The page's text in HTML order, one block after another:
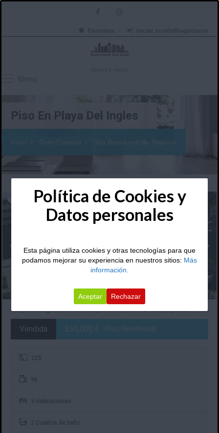
Piso En Playa Del Ingles
Inicio Gran Canaria San Bartolomé de Tirajana
Playa del Inglés, 35100 Maspalomas, Las Palmas, España
Vendida 255,000 € - Piso, Residencial
225
96
3 Habitaciones
2 Cuartos de baño
Política de Cookies y
Datos personales
Esta página utiliza cookies y otras tecnologías para que
podamos mejorar su experiencia en nuestros sitios: Más
información.
Aceptar Rechazar